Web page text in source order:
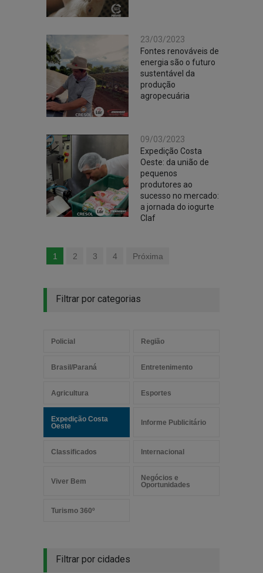
23/03/2023
Fontes renováveis de
energia são o futuro
sustentável da
produção
agropecuária
09/03/2023
Expedição Costa
Oeste: da união de
pequenos
produtores ao
sucesso no mercado:
a jornada do iogurte
Claf
1 2 3 4 Próxima
Filtrar por categorias
Policial Região
Brasil/Paraná Entretenimento
Agricultura Esportes
Expedição Costa
Oeste
Informe Publicitário
Classificados Internacional
Viver Bem
Negócios e
Oportunidades
Turismo 360º
Filtrar por cidades